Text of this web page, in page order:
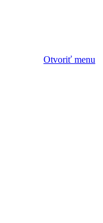
Otvoriť menu